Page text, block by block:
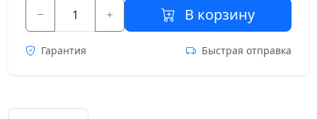
В корзину
Гарантия Быстрая отправка